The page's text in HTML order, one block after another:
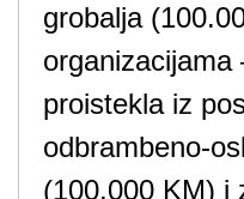
grobalja
organizacijama
proistekla iz
odbrambeno-
(100.000 KM) i